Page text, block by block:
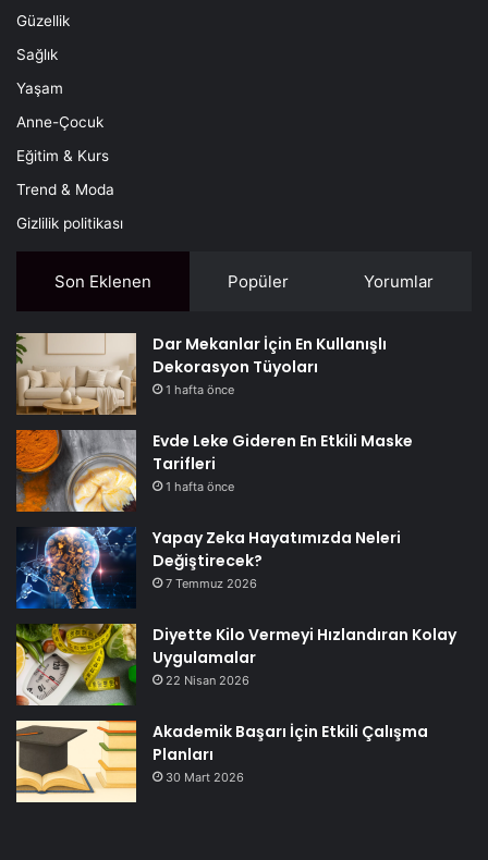
Güzellik
Sağlık
Yaşam
Anne-Çocuk
Eğitim & Kurs
Trend & Moda
Gizlilik politikası
Son Eklenen Popüler Yorumlar
Dar Mekanlar İçin En Kullanışlı
Dekorasyon Tüyoları
1 hafta önce
Evde Leke Gideren En Etkili Maske
Tarifleri
1 hafta önce
Yapay Zeka Hayatımızda Neleri
Değiştirecek?
7 Temmuz 2026
Diyette Kilo Vermeyi Hızlandıran Kolay
Uygulamalar
22 Nisan 2026
Akademik Başarı İçin Etkili Çalışma
Planları
30 Mart 2026